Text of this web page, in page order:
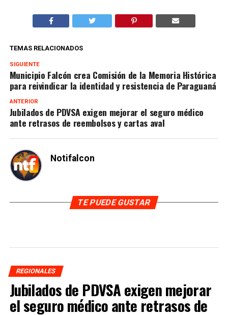
TEMAS RELACIONADOS
SIGUIENTE
Municipio Falcón crea Comisión de la Memoria Histórica
para reivindicar la identidad y resistencia de Paraguaná
ANTERIOR
Jubilados de PDVSA exigen mejorar el seguro médico
ante retrasos de reembolsos y cartas aval
Notifalcon
TE PUEDE GUSTAR
REGIONALES
Jubilados de PDVSA exigen mejorar
el seguro médico ante retrasos de